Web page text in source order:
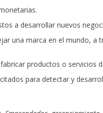
a desarrollar nuevos
una marca en el mundo, a
productos o servicios
para detectar y